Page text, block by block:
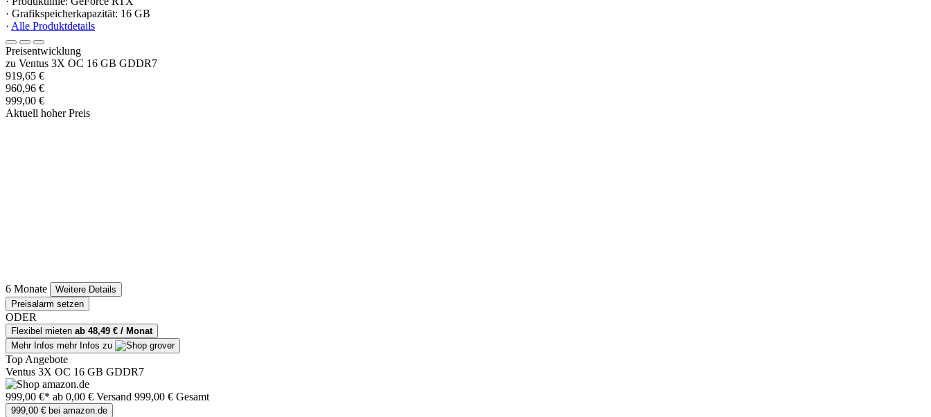
· Grafikspeicherkapazität: 16 GB
· Alle Produktdetails
Preisentwicklung
zu Ventus 3X OC 16 GB GDDR7
919,65 €
960,96 €
999,00 €
Aktuell hoher Preis
6 Monate
Weitere Details
Preisalarm setzen
ODER
Flexibel mieten ab 48,49 € / Monat
Mehr Infos mehr Infos zu
Top Angebote
Ventus 3X OC 16 GB GDDR7
999,00 €* ab 0,00 € Versand 999,00 € Gesamt
999,00 € bei amazon.de